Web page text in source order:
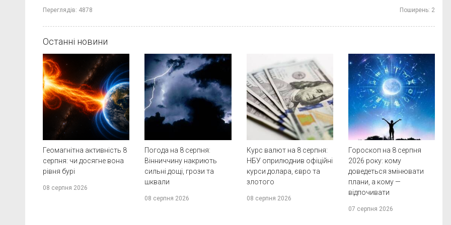
Переглядів: 4878 Поширень: 2
Останні новини
Геомагнітна активність 8
серпня: чи досягне вона
рівня бурі
08 серпня 2026
Погода на 8 серпня:
Вінниччину накриють
сильні дощі, грози та
шквали
08 серпня 2026
Курс валют на 8 серпня:
НБУ оприлюднив офіційні
курси долара, євро та
злотого
08 серпня 2026
Гороскоп на 8 серпня
2026 року: кому
доведеться змінювати
плани, а кому —
відпочивати
07 серпня 2026